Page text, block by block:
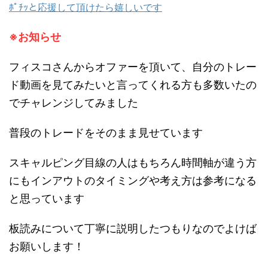
ﾎﾟﾁｯと応援して頂けたら嬉しいです
※お知らせ
フィスコさんからオファーを頂いて、自分のトレー
ド動画を見てみたいと言ってくれる方も多数いたの
でチャレンジしてみました
普段のトレードをそのまま見せています
スキャルピング目線の人はもちろん時間軸が違う方
にもインアウトのタイミングや考え方は参考になる
と思っています
板読みについて丁寧に説明したつもりなのでよけば
お願いします！